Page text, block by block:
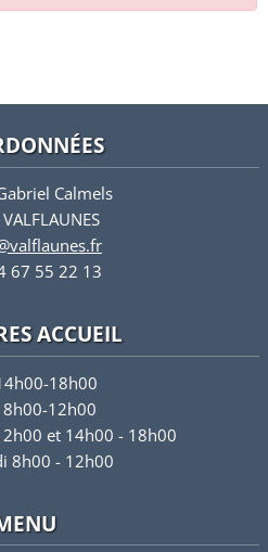
Calmels
67 55 22 13
ACCUEIL
18h00
12h00
et 14h00 - 18h00
8h00 - 12h00